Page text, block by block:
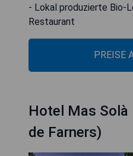
- Lokal produzierte Bio-
Restaurant
PREISE
Hotel Mas Solà
de Farners)